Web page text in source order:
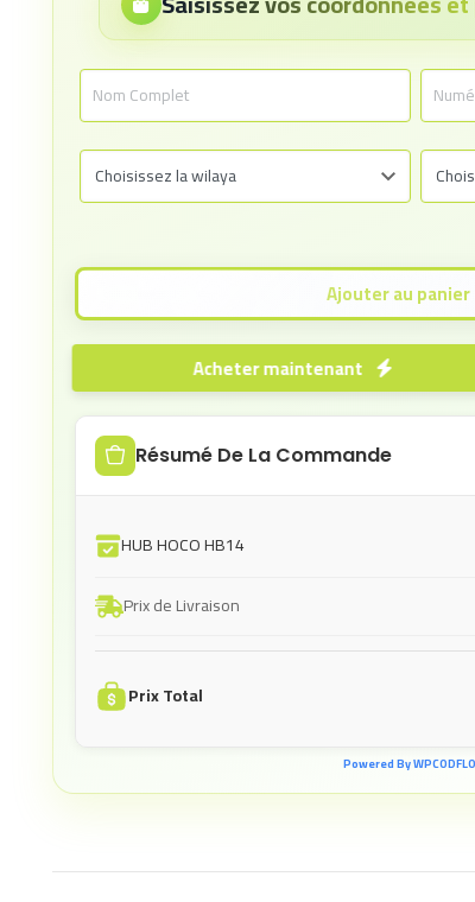
Ajouter au panier
Acheter maintenant
Résumé De La Commande
HUB HOCO HB14
Prix de Livraison
Prix Total
Powered By